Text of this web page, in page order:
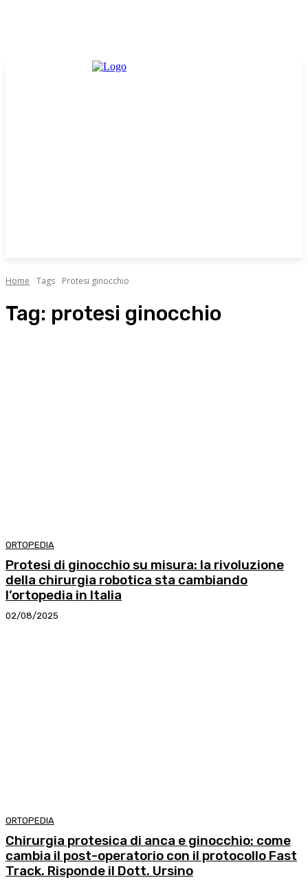
Home Tags Protesi ginocchio
Tag: protesi ginocchio
ORTOPEDIA
Protesi di ginocchio su misura: la rivoluzione
della chirurgia robotica sta cambiando
l’ortopedia in Italia
02/08/2025
ORTOPEDIA
Chirurgia protesica di anca e ginocchio: come
cambia il post-operatorio con il protocollo Fast
Track. Risponde il Dott. Ursino